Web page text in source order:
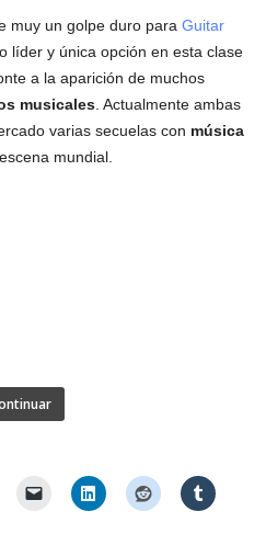
muy un golpe duro para Guitar
líder y única opción en esta clase
a la aparición de muchos
musicales. Actualmente ambas
varias secuelas con música
mundial.